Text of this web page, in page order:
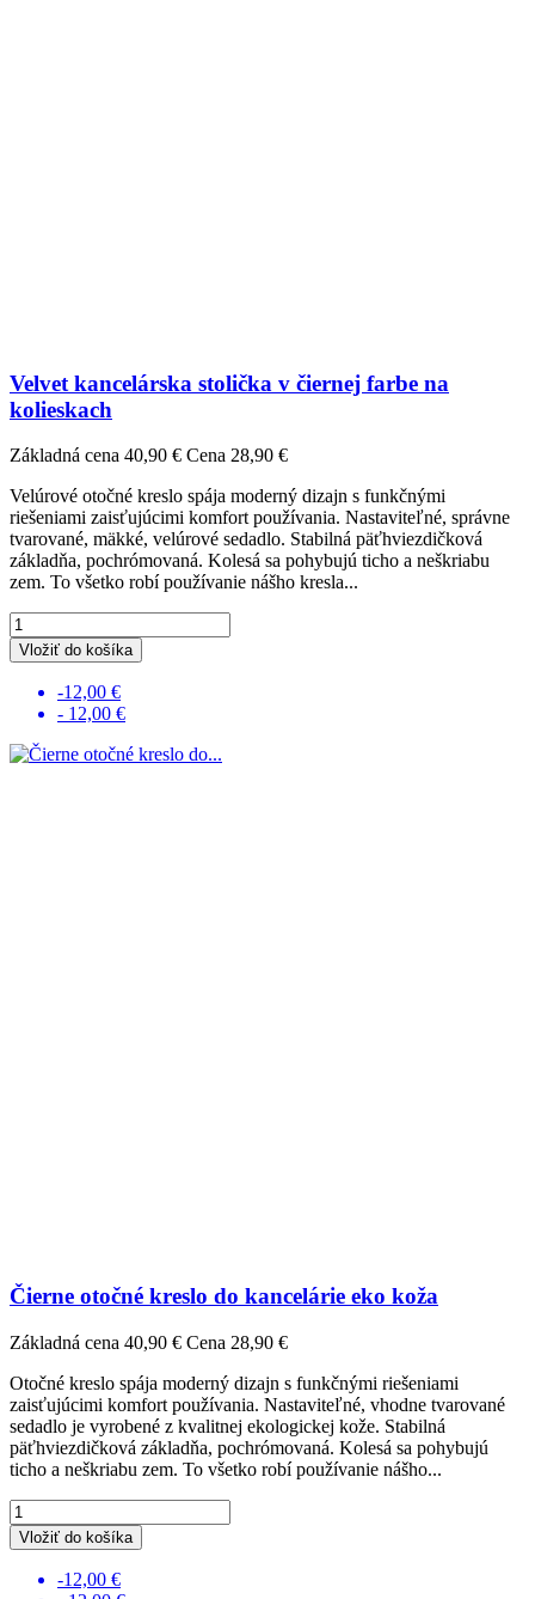
Velvet kancelárska stolička v čiernej farbe na
kolieskach
Základná cena 40,90 € Cena 28,90 €
Velúrové otočné kreslo spája moderný dizajn s funkčnými
riešeniami zaisťujúcimi komfort používania. Nastaviteľné, správne
tvarované, mäkké, velúrové sedadlo. Stabilná päťhviezdičková
základňa, pochrómovaná. Kolesá sa pohybujú ticho a neškriabu
zem. To všetko robí používanie nášho kresla...
Vložiť do košíka
-12,00 €
- 12,00 €
Čierne otočné kreslo do kancelárie eko koža
Základná cena 40,90 € Cena 28,90 €
Otočné kreslo spája moderný dizajn s funkčnými riešeniami
zaisťujúcimi komfort používania. Nastaviteľné, vhodne tvarované
sedadlo je vyrobené z kvalitnej ekologickej kože. Stabilná
päťhviezdičková základňa, pochrómovaná. Kolesá sa pohybujú
ticho a neškriabu zem. To všetko robí používanie nášho...
Vložiť do košíka
-12,00 €